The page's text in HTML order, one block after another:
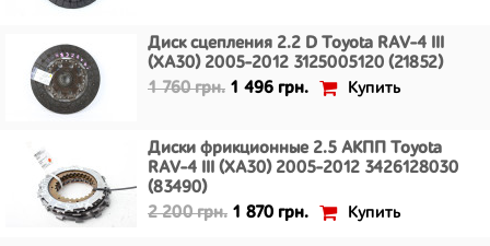
Диск сцепления 2.2 D Toyota RAV-4 III
(XA30) 2005-2012 3125005120 (21852)
1 760 грн. 1 496 грн. Купить
Диски фрикционные 2.5 АКПП Toyota
RAV-4 III (XA30) 2005-2012 3426128030
(83490)
2 200 грн. 1 870 грн. Купить